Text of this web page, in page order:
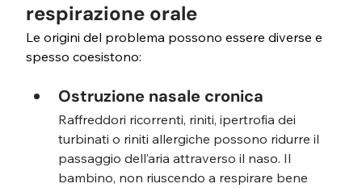
respirazione orale
Le origini del problema possono essere diverse e
spesso coesistono:
Ostruzione nasale cronica
Raffreddori ricorrenti, riniti, ipertrofia dei
turbinati o riniti allergiche possono ridurre il
passaggio dell’aria attraverso il naso. Il
bambino, non riuscendo a respirare bene